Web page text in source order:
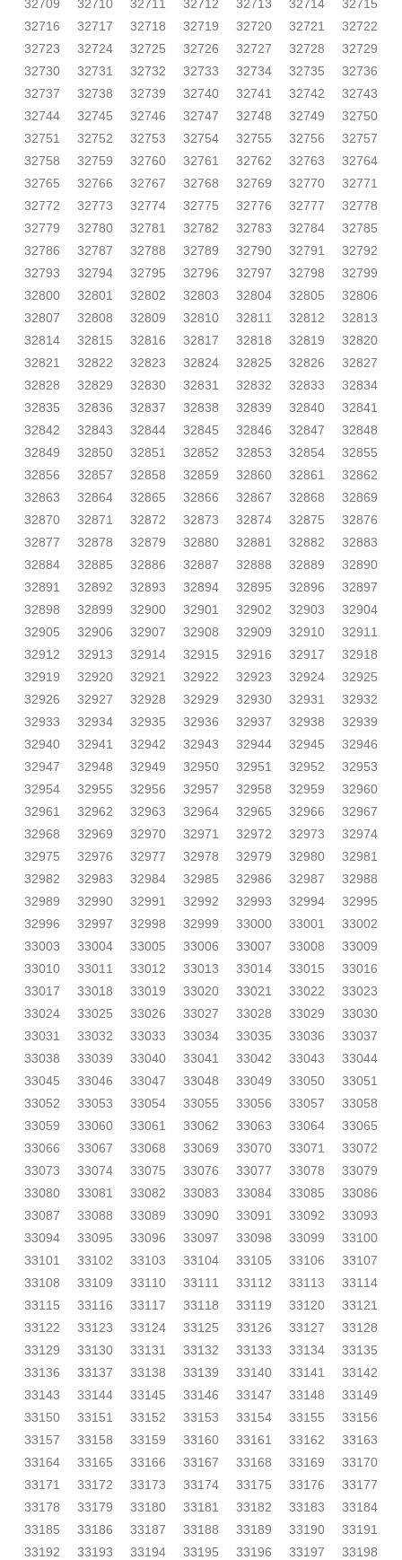
32709 32710 32711 32712 32713 32714
32715
32716
32717 32718 32719 32720 32721
32722
32723
32724 32725 32726 32727 32728
32729
32730
32731 32732 32733 32734 32735
32736
32737
32738 32739 32740 32741 32742
32743
32744
32745 32746 32747 32748 32749
32750
32751
32752 32753 32754 32755 32756
32757
32758
32759 32760 32761 32762 32763
32764
32765
32766 32767 32768 32769 32770
32771
32772
32773 32774 32775 32776 32777
32778
32779
32780 32781 32782 32783 32784
32785
32786
32787 32788 32789 32790 32791
32792
32793
32794 32795 32796 32797 32798
32799
32800
32801 32802 32803 32804 32805
32806
32807
32808 32809 32810 32811 32812
32813
32814
32815 32816 32817 32818 32819
32820
32821
32822 32823 32824 32825 32826
32827
32828
32829 32830 32831 32832 32833
32834
32835
32836 32837 32838 32839 32840
32841
32842
32843 32844 32845 32846 32847
32848
32849
32850 32851 32852 32853 32854
32855
32856
32857 32858 32859 32860 32861
32862
32863
32864 32865 32866 32867 32868
32869
32870
32871 32872 32873 32874 32875
32876
32877
32878 32879 32880 32881 32882
32883
32884
32885 32886 32887 32888 32889
32890
32891
32892 32893 32894 32895 32896
32897
32898
32899 32900 32901 32902 32903
32904
32905
32906 32907 32908 32909 32910
32911
32912
32913 32914 32915 32916 32917
32918
32919
32920 32921 32922 32923 32924
32925
32926
32927 32928 32929 32930 32931
32932
32933
32934 32935 32936 32937 32938
32939
32940
32941 32942 32943 32944 32945
32946
32947
32948 32949 32950 32951 32952
32953
32954
32955 32956 32957 32958 32959
32960
32961
32962 32963 32964 32965 32966
32967
32968
32969 32970 32971 32972 32973
32974
32975
32976 32977 32978 32979 32980
32981
32982
32983 32984 32985 32986 32987
32988
32989
32990 32991 32992 32993 32994
32995
32996
32997 32998 32999 33000 33001
33002
33003
33004 33005 33006 33007 33008
33009
33010
33011 33012 33013 33014 33015
33016
33017
33018 33019 33020 33021 33022
33023
33024
33025 33026 33027 33028 33029
33030
33031
33032 33033 33034 33035 33036
33037
33038
33039 33040 33041 33042 33043
33044
33045
33046 33047 33048 33049 33050
33051
33052
33053 33054 33055 33056 33057
33058
33059
33060 33061 33062 33063 33064
33065
33066
33067 33068 33069 33070 33071
33072
33073
33074 33075 33076 33077 33078
33079
33080
33081 33082 33083 33084 33085
33086
33087
33088 33089 33090 33091 33092
33093
33094
33095 33096 33097 33098 33099
33100
33101
33102 33103 33104 33105 33106
33107
33108
33109 33110 33111 33112 33113
33114
33115
33116 33117 33118 33119 33120
33121
33122
33123 33124 33125 33126 33127
33128
33129
33130 33131 33132 33133 33134
33135
33136
33137 33138 33139 33140 33141
33142
33143
33144 33145 33146 33147 33148
33149
33150
33151 33152 33153 33154 33155
33156
33157
33158 33159 33160 33161 33162
33163
33164
33165 33166 33167 33168 33169
33170
33171
33172 33173 33174 33175 33176
33177
33178
33179 33180 33181 33182 33183
33184
33185
33186 33187 33188 33189 33190
33191
33192
33193 33194 33195 33196 33197
33198